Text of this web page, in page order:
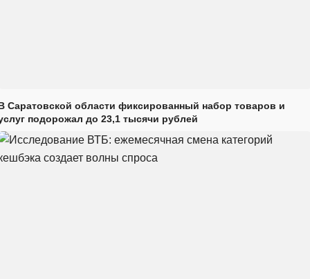
Саратовской области фиксированный набор товаров и
подорожал до 23,1 тысячи рублей